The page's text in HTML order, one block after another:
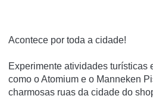
Acontece por toda a cidade!
Experimente atividades turísticas
como o Atomium e o Manneken
charmosas ruas da cidade do